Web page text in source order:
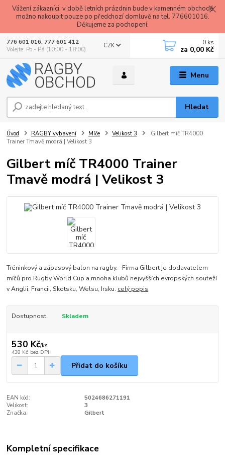
Vážení zákazníci, v době letních prázdnin bude v kamenném obchodě
možno nakoupit pouze po předchozí domluvě na tel. 776601016.
Děkujeme za pochopení.
Menu
CZK
Hledat
776 601 016, 777 601 412
Volejte: Po - Pá (10:00 - 18:00)
0 ks
za 0,00 Kč
Úvod RAGBY vybavení Míče Velikost 3
Gilbert míč TR4000
Trainer Tmavě modrá | Velikost 3
Gilbert míč TR4000 Trainer
Tmavě modrá | Velikost 3
Tréninkový a zápasový balon na ragby. Firma Gilbert je dodavatelem
míčů pro Rugby World Cup a mnoha klubů nejvyšších evropských souteží
v Anglii, Francii, Skotsku, Welsu, Irsku. celý popis
Dostupnost Skladem
530 Kč/ks
438 Kč bez DPH
Přidat do košíku
EAN kód:
5024686271191
Velikost:
3
Značka:
Gilbert
Kompletní specifikace